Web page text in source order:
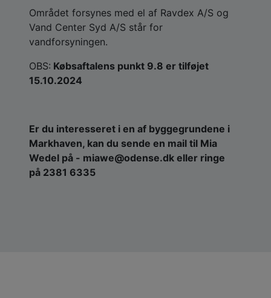
Området forsynes med el af Ravdex A/S og
Vand Center Syd A/S står for
vandforsyningen.
OBS: Købsaftalens punkt 9.8 er tilføjet
15.10.2024
Er du interesseret i en af byggegrundene i
Markhaven, kan du sende en mail til Mia
Wedel på - miawe@odense.dk eller ringe
på 2381 6335